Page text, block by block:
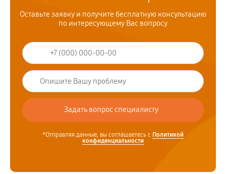
Оставьте заявку и получите бесплатную консультацию
по интересующему Вас вопросу
*Отправляя данные, вы соглашаетесь с Политикой
конфиденциальности